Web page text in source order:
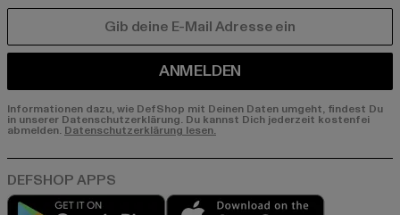
ANMELDEN
Informationen dazu, wie DefShop mit Deinen Daten umgeht, findest Du
in unserer Datenschutzerklärung. Du kannst Dich jederzeit kostenfei
abmelden. Datenschutzerklärung lesen.
Play market